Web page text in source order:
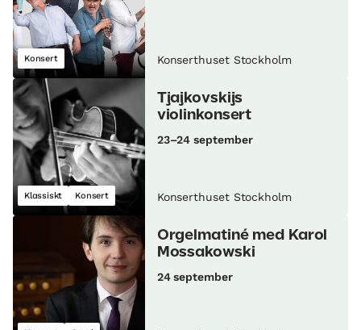
Konsert Konserthuset Stockholm
Klassiskt Konsert
Tjajkovskijs
violinkonsert
23–24 september
Konserthuset Stockholm
Orgelmatiné med Karol
Mossakowski
24 september